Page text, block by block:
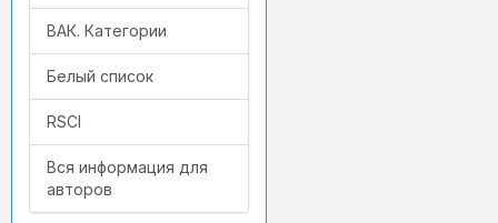
ВАК. Категории
Белый список
RSCI
Вся информация для
авторов